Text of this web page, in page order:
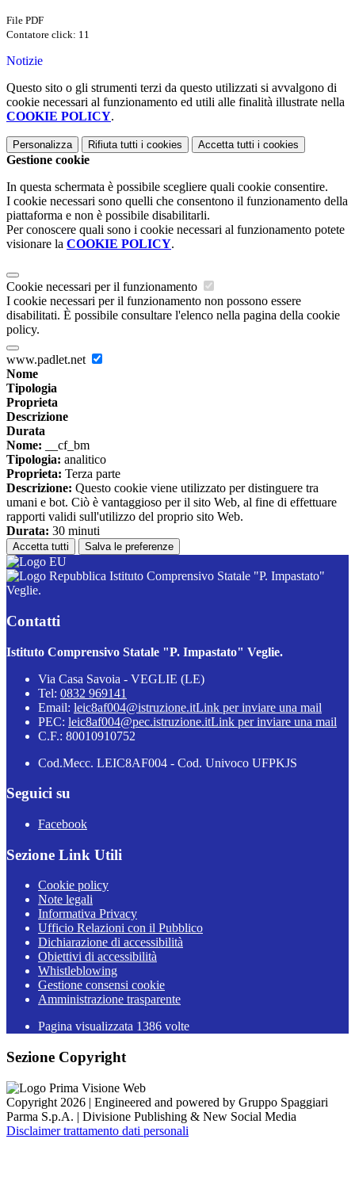
File PDF
Contatore click: 11
Notizie
Questo sito o gli strumenti terzi da questo utilizzati si avvalgono di
cookie necessari al funzionamento ed utili alle finalità illustrate nella
COOKIE POLICY.
Personalizza Rifiuta tutti i cookies Accetta tutti i cookies
Gestione cookie
In questa schermata è possibile scegliere quali cookie consentire.
I cookie necessari sono quelli che consentono il funzionamento della
piattaforma e non è possibile disabilitarli.
Per conoscere quali sono i cookie necessari al funzionamento potete
visionare la COOKIE POLICY.
Cookie necessari per il funzionamento
I cookie necessari per il funzionamento non possono essere
disabilitati. È possibile consultare l'elenco nella pagina della cookie
policy.
www.padlet.net
Nome
Tipologia
Proprieta
Descrizione
Durata
Nome: __cf_bm
Tipologia: analitico
Proprieta: Terza parte
Descrizione: Questo cookie viene utilizzato per distinguere tra
umani e bot. Ciò è vantaggioso per il sito Web, al fine di effettuare
rapporti validi sull'utilizzo del proprio sito Web.
Durata: 30 minuti
Accetta tutti Salva le preferenze
Istituto Comprensivo Statale "P. Impastato"
Veglie.
Contatti
Istituto Comprensivo Statale "P. Impastato" Veglie.
Via Casa Savoia - VEGLIE (LE)
Tel: 0832 969141
Email: leic8af004@istruzione.itLink per inviare una mail
PEC: leic8af004@pec.istruzione.itLink per inviare una mail
C.F.: 80010910752
Cod.Mecc. LEIC8AF004 - Cod. Univoco UFPKJS
Seguici su
Facebook
Sezione Link Utili
Cookie policy
Note legali
Informativa Privacy
Ufficio Relazioni con il Pubblico
Dichiarazione di accessibilità
Obiettivi di accessibilità
Whistleblowing
Gestione consensi cookie
Amministrazione trasparente
Pagina visualizzata 1386 volte
Sezione Copyright
Copyright 2026 | Engineered and powered by Gruppo Spaggiari
Parma S.p.A. | Divisione Publishing & New Social Media
Disclaimer trattamento dati personali